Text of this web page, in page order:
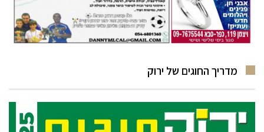
מדריך החוגים של ירוק